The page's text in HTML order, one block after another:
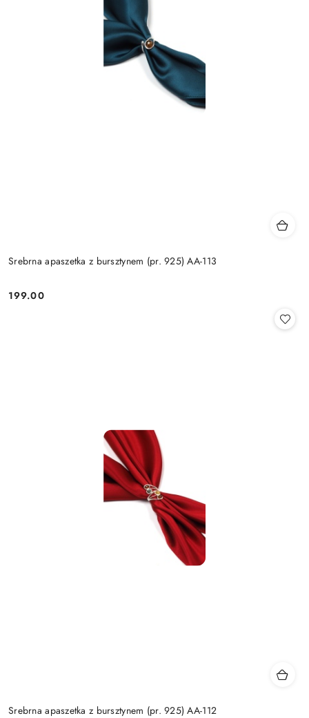
Srebrna apaszetka z bursztynem (pr. 925) AA-113
Cena:
199.00
Srebrna apaszetka z bursztynem (pr. 925) AA-112